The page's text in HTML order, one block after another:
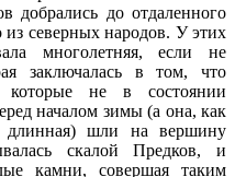
добрались до отдаленного
из северных народов. У этих
многолетняя, если не
заключалась в том, что
не в состоянии
началом зимы (а она, как
длинная) шли на вершину
скалой Предков, и
камни, совершая таким